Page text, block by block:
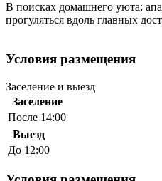
В поисках домашнего уюта:
прогуляться вдоль главных
Условия размещения
Заселение и выезд
Заселение
После 14:00
Выезд
До 12:00